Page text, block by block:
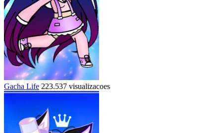
Gacha Life 223.537 visualizacoes